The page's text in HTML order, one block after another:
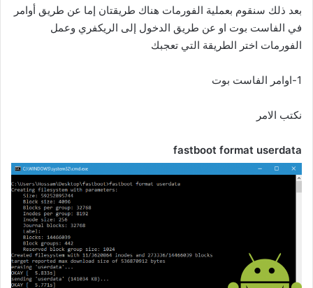
بعد ذلك سنقوم بعملية الفورمات هناك طريقتان إما عن طريق أوامر
في الفاست بوت او عن طريق الدخول إلى الريكفري وعمل
الفورمات اختر الطريقة التي تعجبك
1-اوامر الفاست بوت
نكتب الامر
fastboot format userdata